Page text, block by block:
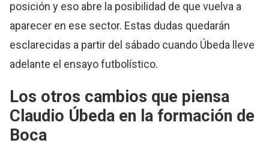
posición y eso abre la posibilidad de que vuelva a
aparecer en ese sector. Estas dudas quedarán
esclarecidas a partir del sábado cuando Úbeda lleve
adelante el ensayo futbolístico.
Los otros cambios que piensa
Claudio Úbeda en la formación de
Boca